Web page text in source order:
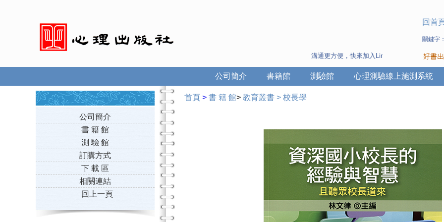
溝通更方便，快來加入Line 與 Wechat ~
回首
關鍵字
心理測驗線上施測系統
測驗館
書籍館
公司簡介
公司簡介
書 籍 館
測 驗 館
訂購方式
下 載 區
相關連結
回上一頁
首頁 > 書 籍 館> 教育叢書 > 校長學